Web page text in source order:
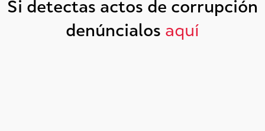
Si detectas actos de corrupción
denúncialos aquí